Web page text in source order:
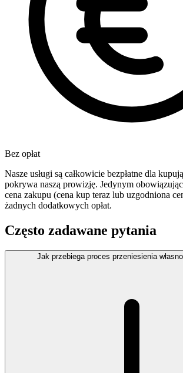
Bez opłat
Nasze usługi są całkowicie bezpłatne dla
pokrywa naszą prowizję. Jedynym
cena zakupu (cena kup teraz lub uzgodniona
żadnych dodatkowych opłat.
Często zadawane pytania
Jak przebiega proces przeniesienia